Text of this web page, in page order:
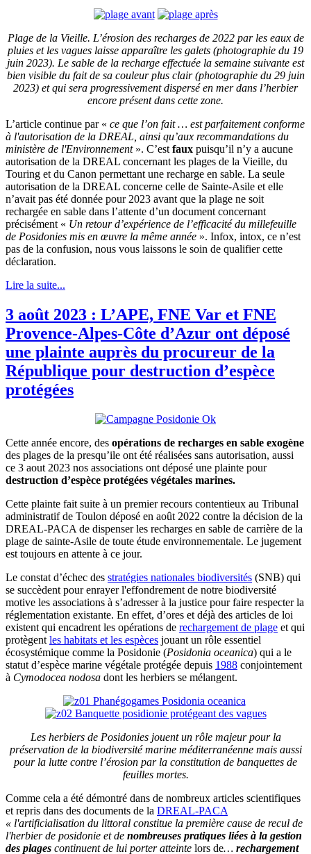
Plage de la Vieille. L’érosion des recharges de 2022 par les eaux de
pluies et les vagues laisse apparaître les galets (photographie du 19
juin 2023). Le sable de la recharge effectuée la semaine suivante est
bien visible du fait de sa couleur plus clair (photographie du 29 juin
2023) et qui sera progressivement dispersé en mer dans l’herbier
encore présent dans cette zone.
L’article continue par « ce que l’on fait … est parfaitement conforme
à l'autorisation de la DREAL, ainsi qu’aux recommandations du
ministère de l'Environnement». C’est faux puisqu’il n’y a aucune
autorisation de la DREAL concernant les plages de la Vieille, du
Touring et du Canon permettant une recharge en sable. La seule
autorisation de la DREAL concerne celle de Sainte-Asile et elle
n’avait pas été donnée pour 2023 avant que la plage ne soit
rechargée en sable dans l’attente d’un document concernant
précisément « Un retour d’expérience de l’efficacité du millefeuille
de Posidonies mis en œuvre la même année ». Infox, intox, ce n’est
pas de la confusion, nous vous laissons le soin de qualifier cette
déclaration.
Lire la suite...
3 août 2023 : L’APE, FNE Var et FNE
Provence-Alpes-Côte d’Azur ont déposé
une plainte auprès du procureur de la
République pour destruction d’espèce
protégées
Cette année encore, des opérations de recharges en sable exogène
des plages de la presqu’ile ont été réalisées sans autorisation, aussi
ce 3 aout 2023 nos associations ont déposé une plainte pour
destruction d’espèce protégées végétales marines.
Cette plainte fait suite à un premier recours contentieux au Tribunal
administratif de Toulon déposé en août 2022 contre la décision de la
DREAL-PACA de dispenser les recharges en sable de carrière de la
plage de sainte-Asile de toute étude environnementale. Le jugement
est toujours en attente à ce jour.
Le constat d’échec des stratégies nationales biodiversités (SNB) qui
se succèdent pour enrayer l'effondrement de notre biodiversité
motive les associations à s’adresser à la justice pour faire respecter la
réglementation existante. En effet, d’ores et déjà des articles de loi
existent qui encadrent les opérations de rechargement de plage et qui
protègent les habitats et les espèces jouant un rôle essentiel
écosystémique comme la Posidonie (Posidonia oceanica) qui a le
statut d’espèce marine végétale protégée depuis 1988 conjointement
à Cymodocea nodosa dont les herbiers se mélangent.
Les herbiers de Posidonies jouent un rôle majeur pour la
préservation de la biodiversité marine méditerranéenne mais aussi
pour la lutte contre l’érosion par la constitution de banquettes de
feuilles mortes.
Comme cela a été démontré dans de nombreux articles scientifiques
et repris dans des documents de la DREAL-PACA
« l'artificialisation du littoral constitue la première cause de recul de
l'herbier de posidonie et de nombreuses pratiques liées à la gestion
des plages continuent de lui porter atteinte lors de… rechargement